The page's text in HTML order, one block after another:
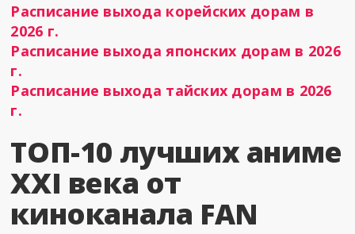
Расписание выхода корейских дорам в
2026 г.
Расписание выхода японских дорам в 2026
г.
Расписание выхода тайских дорам в 2026
г.
ТОП-10 лучших аниме
XXI века от
киноканала FAN